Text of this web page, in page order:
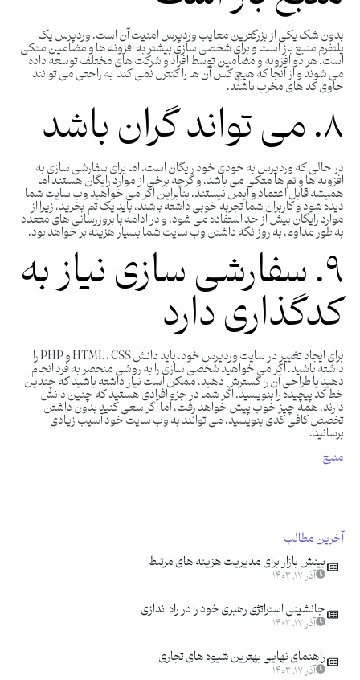
بدون شک یکی از بزرگترین معایب وردپرس امنیت آن است. وردپرس یک
پلتفرم منبع باز است و برای شخصی سازی بیشتر به افزونه ها و مضامین متکی
است. هر دو افزونه و مضامین توسط افراد و شرکت های مختلف توسعه داده
می شوند و از آنجا که هیچ کس آن ها را کنترل نمی کند به راحتی می توانند
حاوی کد های مخرب باشند.
۸. می تواند گران باشد
در حالی که وردپرس به خودی خود رایگان است، اما برای سفارشی سازی به
افزونه ها و تم ها متکی می باشد، و گرچه برخی از موارد رایگان هستند اما
همیشه قابل اعتماد و ایمن نیستند. بنابراین اگر می خواهید وب سایت شما
دیده شود و کاربران شما تجربه خوبی داشته باشند، باید یک تم بخرید، زیرا از
موارد رایگان بیش از حد استفاده می شود. و در ادامه با بروزرسانی های متعدد
به طور مداوم، به روز نگه داشتن وب سایت شما بسیار هزینه بر خواهد بود.
۹. سفارشی سازی نیاز به
کدگذاری دارد
برای ایجاد تغییر در سایت وردپرس خود، باید دانش HTML ، CSS و PHP را
داشته باشید. اگر می خواهید شخصی سازی را به روشی منحصر به فرد انجام
دهید یا طراحی آن را گسترش دهید، ممکن است نیاز داشته باشید که چندین
خط کد پیچیده را بنویسید. اگر شما در جزو افرادی هستید که چنین دانش
دارند، همه چیز خوب پیش خواهد رفت، اما اگر سعی کنید بدون داشتن
تخصص کافی کدی بنویسید، می توانند به وب سایت خود آسیب زیادی
برسانید.
منبع
آخرین مطالب
بینش بازار برای مدیریت هزینه های مرتبط
آذر ۱۷, ۱۴۰۳
جانشینی استراتژی رهبری خود را در راه اندازی
آذر ۱۷, ۱۴۰۳
راهنمای نهایی بهترین شیوه های تجاری
آذر ۱۷, ۱۴۰۳